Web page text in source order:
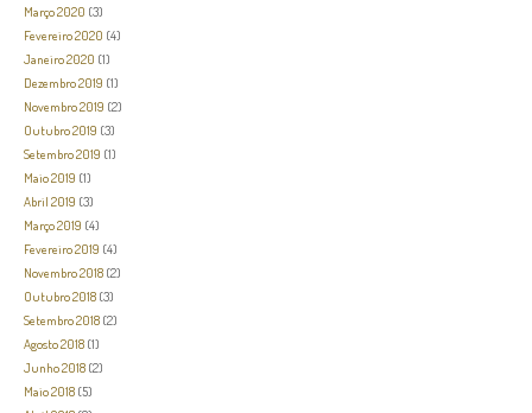
Março 2020 (3)
Fevereiro 2020 (4)
Janeiro 2020 (1)
Dezembro 2019 (1)
Novembro 2019 (2)
Outubro 2019 (3)
Setembro 2019 (1)
Maio 2019 (1)
Abril 2019 (3)
Março 2019 (4)
Fevereiro 2019 (4)
Novembro 2018 (2)
Outubro 2018 (3)
Setembro 2018 (2)
Agosto 2018 (1)
Junho 2018 (2)
Maio 2018 (5)